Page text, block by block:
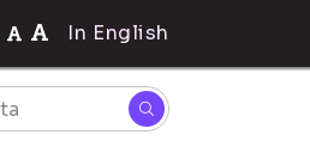
In English